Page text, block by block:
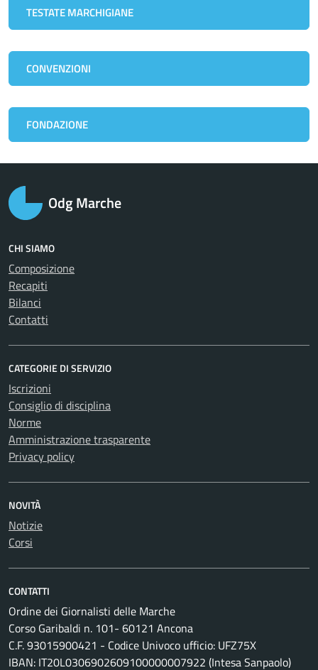
TESTATE MARCHIGIANE
CONVENZIONI
FONDAZIONE
Odg Marche
CHI SIAMO
Composizione
Recapiti
Bilanci
Contatti
CATEGORIE DI SERVIZIO
Iscrizioni
Consiglio di disciplina
Norme
Amministrazione trasparente
Privacy policy
NOVITÀ
Notizie
Corsi
CONTATTI
Ordine dei Giornalisti delle Marche
Corso Garibaldi n. 101- 60121 Ancona
C.F. 93015900421 - Codice Univoco ufficio: UFZ75X
IBAN: IT20L0306902609100000007922 (Intesa Sanpaolo)